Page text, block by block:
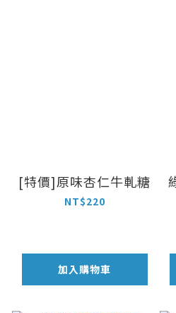
[特價]原味杏仁牛軋糖
NT$220
加入購物車